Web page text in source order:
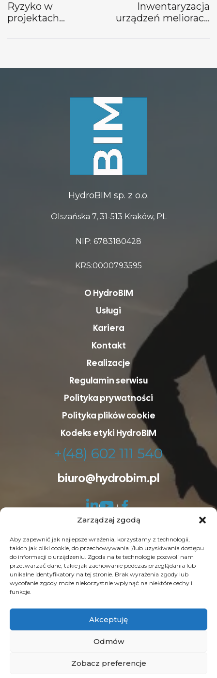
Zarządzaj zgodą
Aby zapewnić jak najlepsze wrażenia, korzystamy z technologii,
takich jak pliki cookie, do przechowywania i/lub uzyskiwania dostępu
do informacji o urządzeniu. Zgoda na te technologie pozwoli nam
przetwarzać dane, takie jak zachowanie podczas przeglądania lub
unikalne identyfikatory na tej stronie. Brak wyrażenia zgody lub
wycofanie zgody może niekorzystnie wpłynąć na niektóre cechy i
funkcje.
Akceptuję
Odmów
Zobacz preferencje
Ryzyko w
projektach
Inwentaryzacja
urządzeń melioracji
HydroBIM sp. z o.o.
Olszańska 7, 31-513 Kraków, PL
NIP: 6783180428
KRS:0000793595
O HydroBIM
Usługi
Kariera
Kontakt
Realizacje
Regulamin serwisu
Polityka prywatności
Polityka plików cookie
Kodeks etyki HydroBIM
+(48) 602 111 540
biuro@hydrobim.pl
© Copyright 2026 HydroBIM. Wszelkie prawa
zastrzeżone. SEO byContrade